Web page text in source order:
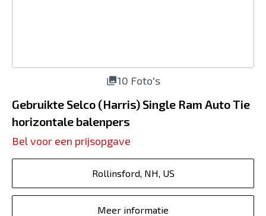
10 Foto's
Gebruikte Selco (Harris) Single Ram Auto Tie
horizontale balenpers
Bel voor een prijsopgave
Rollinsford, NH, US
Meer informatie